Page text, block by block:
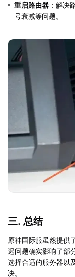
重启路由器 ：解决
号衰减等问题。
三. 总结
原神国际服虽然提供
迟问题确实影响了部
选择合适的服务器以
决。